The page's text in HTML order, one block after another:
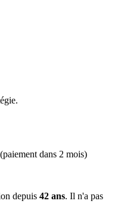
(paiement dans 2 mois)
depuis 42 ans. Il n'a pas